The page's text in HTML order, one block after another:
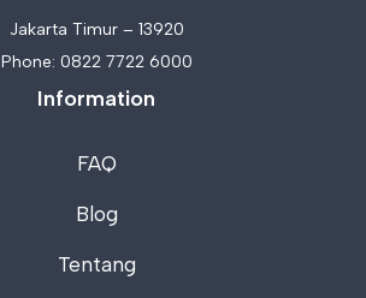
Jakarta Timur – 13920
Phone: 0822 7722 6000
Information
FAQ
Blog
Tentang